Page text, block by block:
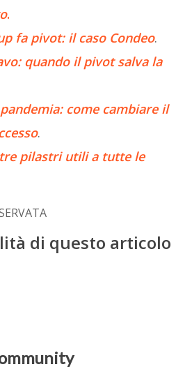
.
fa pivot: il caso Condeo.
quando il pivot salva la
come cambiare il
.
pilastri utili a tutte le
di questo articolo